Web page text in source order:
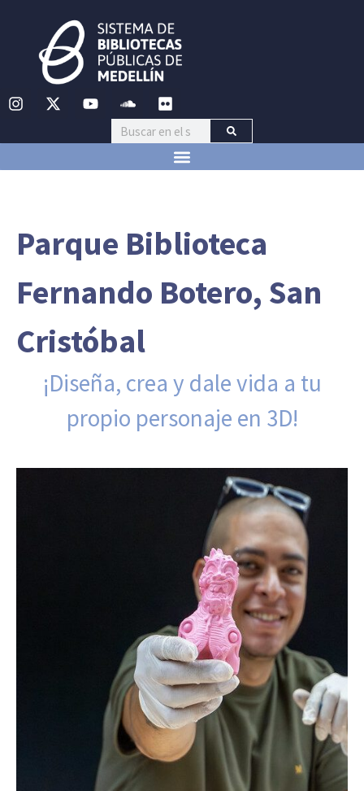
Parque Biblioteca
Fernando Botero, San
Cristóbal
¡Diseña, crea y dale vida a tu
propio personaje en 3D!